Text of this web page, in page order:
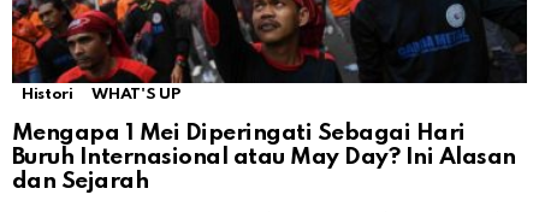
Histori WHAT'S UP
Mengapa 1 Mei Diperingati Sebagai Hari
Buruh Internasional atau May Day? Ini Alasan
dan Sejarah